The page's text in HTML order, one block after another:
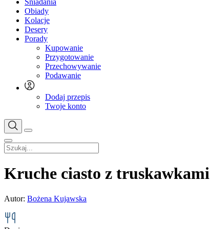
Śniadania
Obiady
Kolacje
Desery
Porady
Kupowanie
Przygotowanie
Przechowywanie
Podawanie
Dodaj przepis
Twoje konto
Kruche ciasto z truskawkami
Autor: Bożena Kujawska